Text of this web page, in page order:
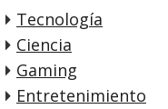
Tecnología
Ciencia
Gaming
Entretenimiento